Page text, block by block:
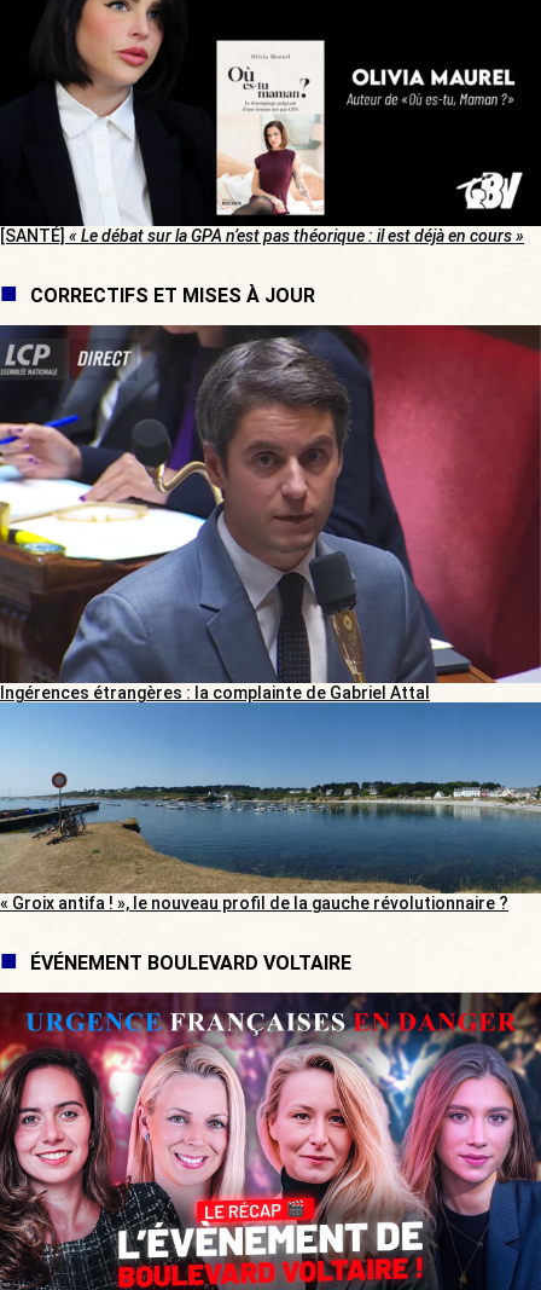
[SANTÉ] « Le débat sur la GPA n’est pas théorique : il est déjà en cours »
CORRECTIFS ET MISES À JOUR
Ingérences étrangères : la complainte de Gabriel Attal
« Groix antifa ! », le nouveau profil de la gauche révolutionnaire ?
ÉVÉNEMENT BOULEVARD VOLTAIRE